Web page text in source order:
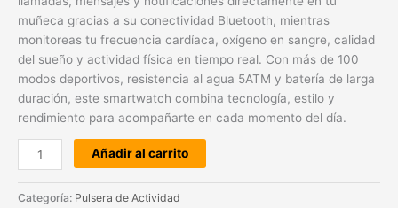
muñeca gracias a su conectividad Bluetooth, mientras
monitoreas tu frecuencia cardíaca, oxígeno en sangre, calidad
del sueño y actividad física en tiempo real. Con más de 100
modos deportivos, resistencia al agua 5ATM y batería de larga
duración, este smartwatch combina tecnología, estilo y
rendimiento para acompañarte en cada momento del día.
Añadir al carrito
Categoría: Pulsera de Actividad